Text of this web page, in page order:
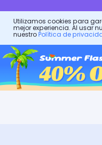
Utilizamos cookies para
mejor experiencia. Al usar
nuestroPolítica de